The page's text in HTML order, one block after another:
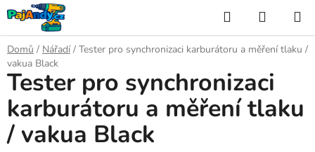
Přejít
na
obsah
Hledat
KOŠÍK
Domů / Nářadí / Tester pro synchronizaci karburátoru a měření tlaku /
vakua Black
Tester pro synchronizaci
karburátoru a měření tlaku
/ vakua Black